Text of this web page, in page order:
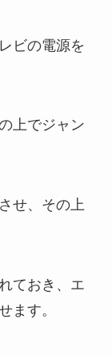
ビの電源を
上でジャン
せ、その上
ておき、エ
ます。